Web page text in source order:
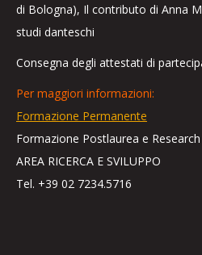
di Bologna), Il contributo di Anna
studi danteschi
Consegna degli attestati di
Per maggiori informazioni:
Formazione Permanente
Formazione Postlaurea e
AREA RICERCA E SVILUPPO
Tel. +39 02 7234.5716